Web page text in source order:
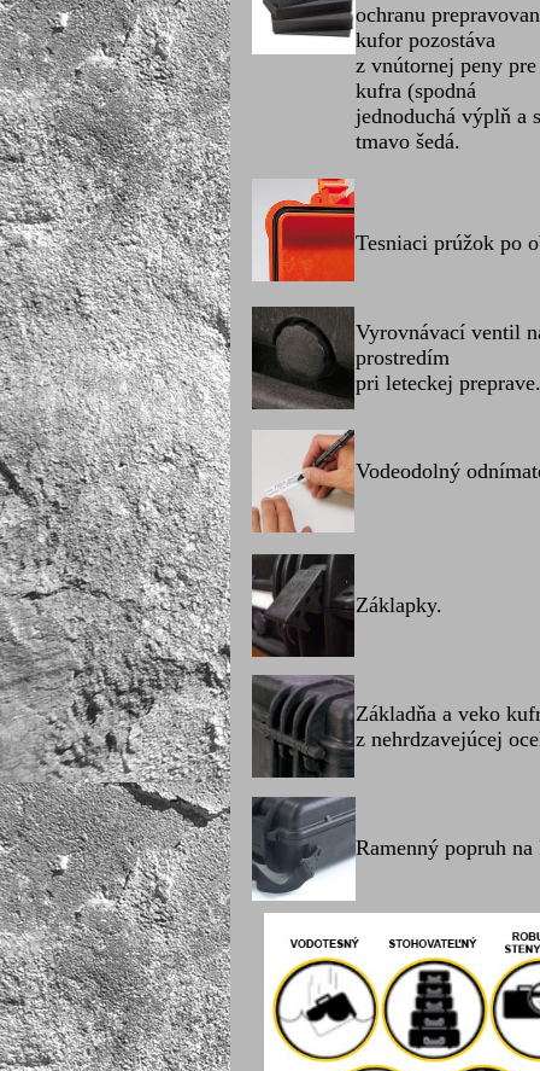
ochranu
kufor pozostáva
z vnútornej peny
kufra (spodná
jednoduchá výplň a
tmavo šedá.
Tesniaci prúžok po
Vyrovnávací ventil
prostredím
pri leteckej preprave.
Vodeodolný
Záklapky.
Základňa a veko
z nehrdzavejúcej
Ramenný popruh